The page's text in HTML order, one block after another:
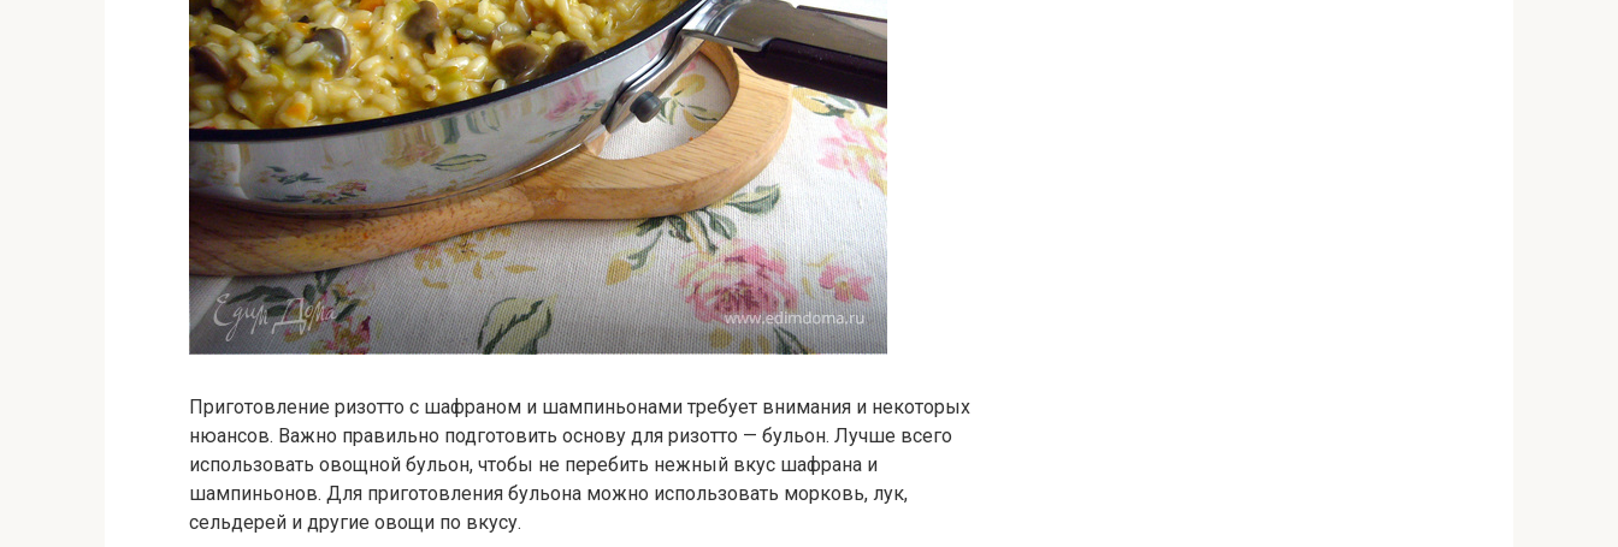
Приготовление ризотто с шафраном и шампиньонами требует внимания и некоторых
нюансов. Важно правильно подготовить основу для ризотто — бульон. Лучше всего
использовать овощной бульон, чтобы не перебить нежный вкус шафрана и
шампиньонов. Для приготовления бульона можно использовать морковь, лук,
сельдерей и другие овощи по вкусу.